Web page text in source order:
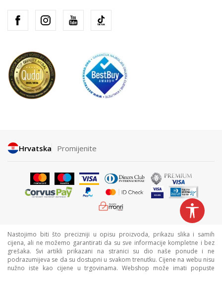
Hrvatska Promijenite
Nastojimo biti što precizniji u opisu proizvoda, prikazu slika i samih
cijena, ali ne možemo garantirati da su sve informacije kompletne i bez
grešaka. Svi artikli prikazani na stranici su dio naše ponude i ne
podrazumijeva se da su dostupni u svakom trenutku. Cijene na webu nisu
nužno iste kao cijene u trgovinama. Webshop može imati popuste